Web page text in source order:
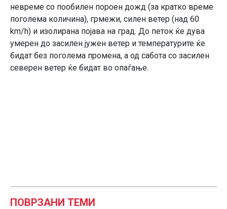
невреме со пообилен пороен дожд (за кратко време
поголема количина), грмежи, силен ветер (над 60
km/h) и изолирана појава на град. До петок ќе дува
умерен до засилен јужен ветер и температурите ќе
бидат без поголема промена, а од сабота со засилен
северен ветер ќе бидат во опаѓање.
ПОВРЗАНИ ТЕМИ